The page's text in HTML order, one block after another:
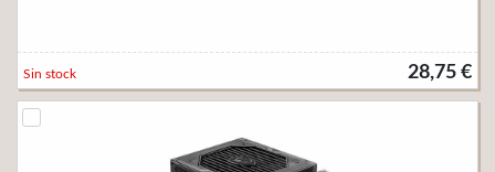
28,75 €
Sin stock